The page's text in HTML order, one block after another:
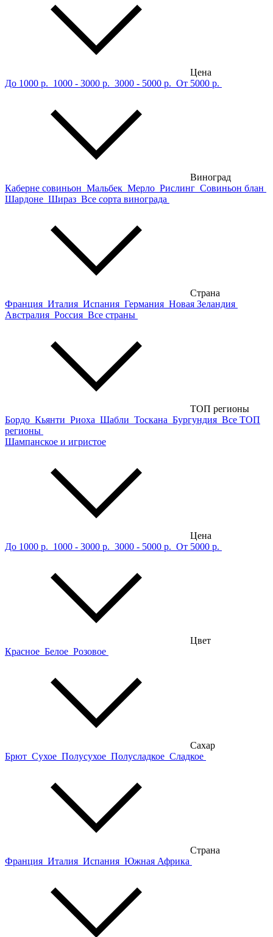
Цена
До 1000 р. 1000 - 3000 р. 3000 - 5000 р. От 5000 р.
Виноград
Каберне совиньон Мальбек Мерло Рислинг Совиньон блан
Шардоне Шираз Все сорта винограда
Страна
Франция Италия Испания Германия Новая Зеландия
Австралия Россия Все страны
ТОП регионы
Бордо Кьянти Риоха Шабли Тоскана Бургундия Все ТОП
регионы
Шампанское и игристое
Цена
До 1000 р. 1000 - 3000 р. 3000 - 5000 р. От 5000 р.
Цвет
Красное Белое Розовое
Сахар
Брют Сухое Полусухое Полусладкое Сладкое
Страна
Франция Италия Испания Южная Африка